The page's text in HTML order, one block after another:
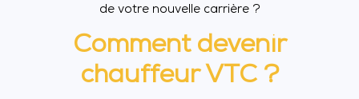
de votre nouvelle carrière ?
Comment devenir
chauffeur VTC ?